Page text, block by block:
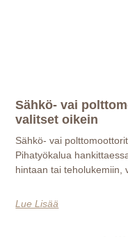
Sähkö- vai
valitset oikein
Sähkö- vai
Pihatyökalua
hintaan tai teholukemiin,
Lue Lisää